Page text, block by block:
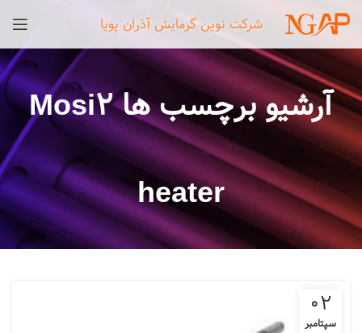
شرکت نوین گرمایش آذران پویا
آرشیو برچسب ها Mosi2
heater
02
سپتامبر